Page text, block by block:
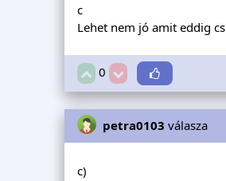
c
Lehet nem jó amit eddig
0
petra0103 válasza
c)